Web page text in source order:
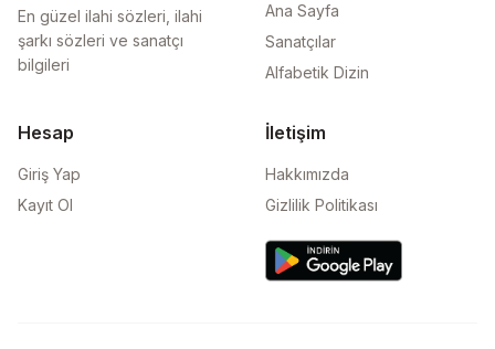
En güzel ilahi sözleri, ilahi
şarkı sözleri ve sanatçı
bilgileri
Ana Sayfa
Sanatçılar
Alfabetik Dizin
Hesap
Giriş Yap
Kayıt Ol
İletişim
Hakkımızda
Gizlilik Politikası